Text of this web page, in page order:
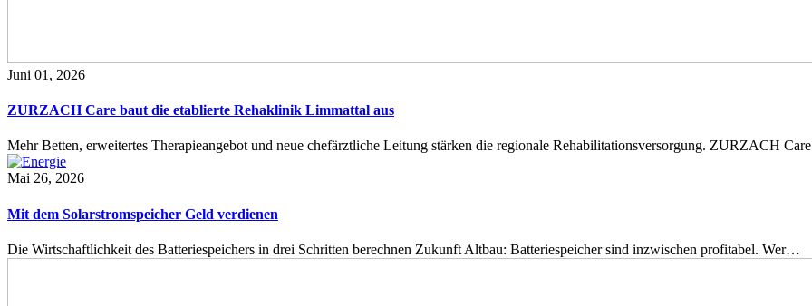
Juni 01, 2026
ZURZACH Care baut die etablierte Rehaklinik Limmattal aus
Mehr Betten, erweitertes Therapieangebot und neue chefärztliche Leitung stärken die regionale Rehabilitationsversorgung. ZURZACH
Mai 26, 2026
Mit dem Solarstromspeicher Geld verdienen
Die Wirtschaftlichkeit des Batteriespeichers in drei Schritten berechnen Zukunft Altbau: Batteriespeicher sind inzwischen profitabel. Wer…